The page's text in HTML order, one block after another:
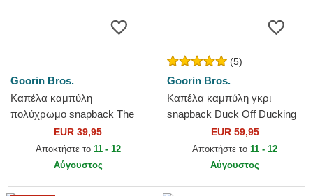
Goorin Bros.
Καπέλα καμπύλη
πολύχρωμο snapback The
Real Talk Sport The Farm
Goorin Bros.
EUR 39,95
Αποκτήστε το 11 - 12
Αύγουστος
(5)
Goorin Bros.
Καπέλα καμπύλη γκρι
snapback Duck Off Ducking
Autocorrect Happy Thoughts
The Farm Goorin Bros.
EUR 59,95
Αποκτήστε το 11 - 12
Αύγουστος